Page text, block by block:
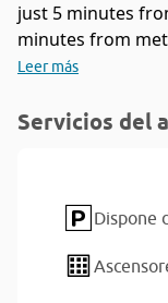
just 5 minutes
minutes from
Leer más
Servicios del
Dispone